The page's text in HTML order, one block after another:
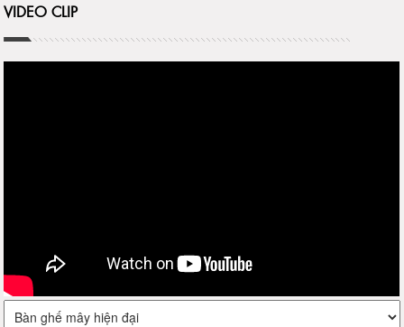
VIDEO CLIP